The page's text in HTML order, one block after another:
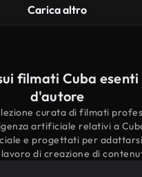
Carica altro
filmati Cuba
d'autore
curata di filmati
artificiale relativi a
e progettati per
di creazione di